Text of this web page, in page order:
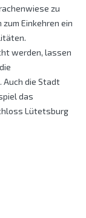
zu
Einkehren ein
werden, lassen
Auch die Stadt
das
Lütetsburg